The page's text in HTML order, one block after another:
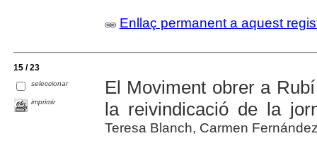
Enllaç permanent a aquest
15 / 23
seleccionar
imprimir
El Moviment obrer a
la reivindicació de la
Teresa Blanch, Carmen